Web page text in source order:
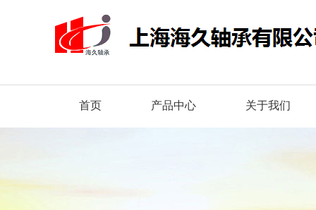
首页 产品中心 关于我们